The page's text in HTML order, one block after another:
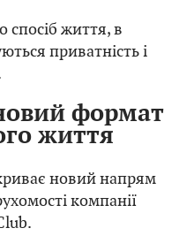
спосіб життя, в
приватність і
формат
життя
новий напрям
компанії